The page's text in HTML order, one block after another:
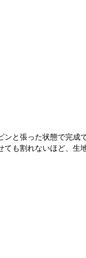
ンと張った状態で完成
ても割れないほど、生